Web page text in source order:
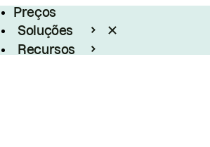
Preços
Soluções
Recursos